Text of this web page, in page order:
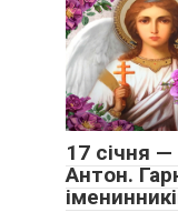
17 січня
Антон.